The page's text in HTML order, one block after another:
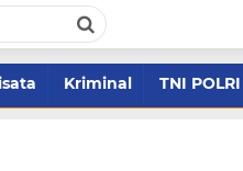
Kriminal TNI POLRI